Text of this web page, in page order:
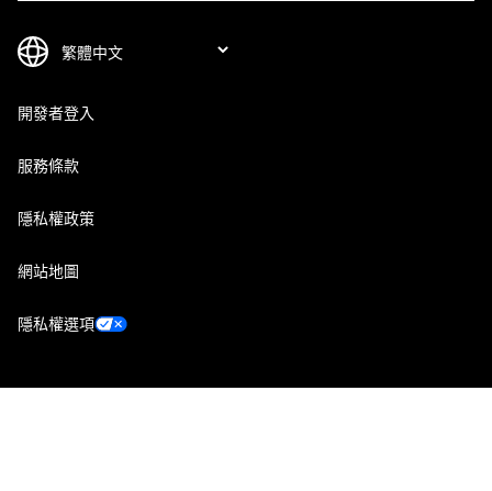
開發者登入
服務條款
隱私權政策
網站地圖
隱私權選項